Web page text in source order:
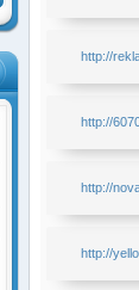
http://
http://
http://
http://